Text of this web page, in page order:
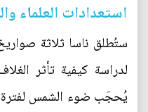
استعدادات العلماء
ستُطلق ناسا ثلاثة
لدراسة كيفية تأثر
يُحجَب ضوء الشمس